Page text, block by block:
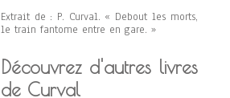
Extrait de : P. Curval. « Debout les morts,
le train fantome entre en gare. »
Découvrez d'autres livres
de Curval